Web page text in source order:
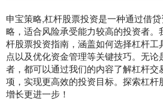
申宝策略,杠杆股票投资是一种通过借
略，适合风险承受能力较高的投资者
杆股票投资指南，涵盖如何选择杠杆工
点以及优化资金管理等关键技巧。无
者，都可以通过我们的内容了解杠杆交
项，实现更高效的投资目标。探索杠杆
增长更进一步！